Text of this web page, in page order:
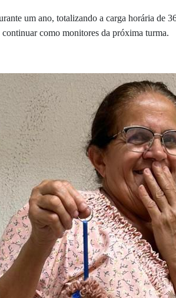
um ano, totalizando a carga horária de
continuar como monitores da próxima turma.